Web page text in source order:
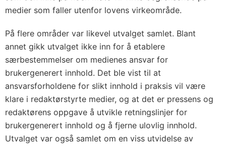
medier som faller utenfor lovens virkeområde.
På flere områder var likevel utvalget samlet. Blant
annet gikk utvalget ikke inn for å etablere
særbestemmelser om medienes ansvar for
brukergenerert innhold. Det ble vist til at
ansvarsforholdene for slikt innhold i praksis vil være
klare i redaktørstyrte medier, og at det er pressens og
redaktørens oppgave å utvikle retningslinjer for
brukergenerert innhold og å fjerne ulovlig innhold.
Utvalget var også samlet om en viss utvidelse av